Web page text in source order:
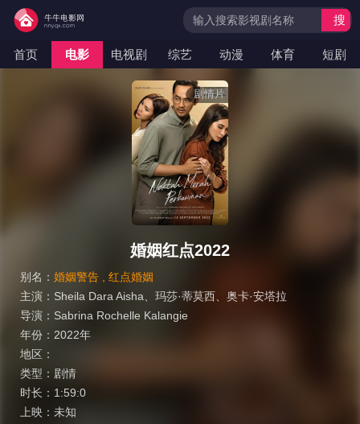
首页 电影 电视剧 综艺 动漫 体育 短剧
搜
剧情片
婚姻红点2022
别名： 婚姻警告 , 红点婚姻
主演： Sheila Dara Aisha 玛莎·蒂莫西
奥卡·安塔拉
导演： Sabrina Rochelle Kalangie
年份： 2022年
地区：
类型： 剧情
时长： 1:59:0
上映： 未知